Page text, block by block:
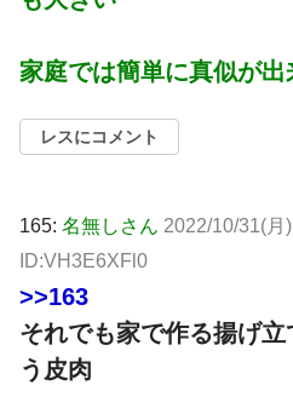
家庭では簡単に真似が出
レスにコメント
165: 名無しさん 2022/10/31(月
ID:VH3E6XFl0
>>163
それでも家で作る揚げ
う皮肉